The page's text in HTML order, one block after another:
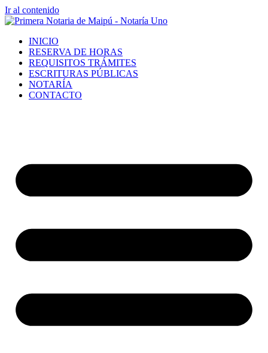
Ir al contenido
INICIO
RESERVA DE HORAS
REQUISITOS TRÁMITES
ESCRITURAS PÚBLICAS
NOTARÍA
CONTACTO